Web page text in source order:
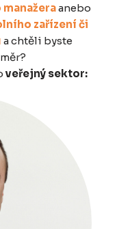
anebo
zařízení či
a chtěli byste
veřejný sektor: